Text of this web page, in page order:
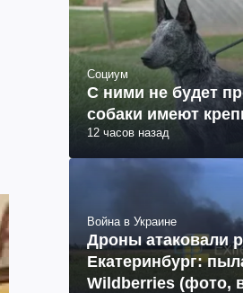
Социум
С ними не будет
собаки имеют
12 часов назад
Война в Украине
Дроны атаковали
Екатеринбург:
Wildberries (фото,